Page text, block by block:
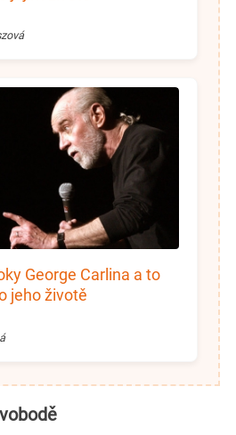
George Carlina a to
jeho životě